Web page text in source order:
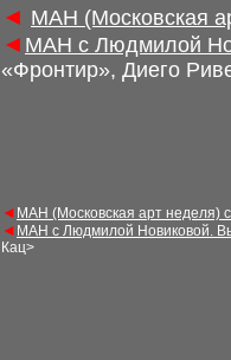
◄ МАН (Московская
◄ МАН с Людмилой
«Фронтир», Диего
◄ МАН (Московская арт неделя)
◄ МАН с Людмилой Новиковой.
Кац>